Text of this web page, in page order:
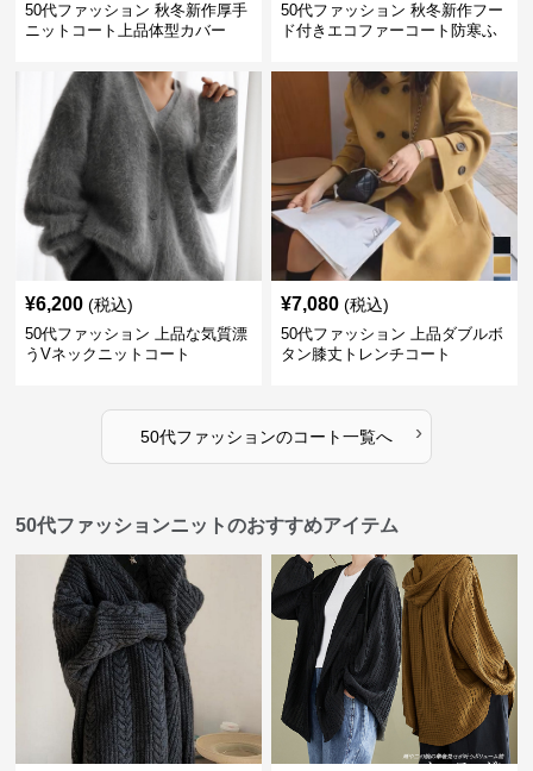
50代ファッション 秋冬新作厚手
ニットコート上品体型カバー
50代ファッション 秋冬新作フー
ド付きエコファーコート防寒ふ
¥6,200 (税込)
50代ファッション 上品な気質漂
うVネックニットコート
¥7,080 (税込)
50代ファッション 上品ダブルボ
タン膝丈トレンチコート
50代ファッションのコート一覧へ ›
50代ファッションニットのおすすめアイテム